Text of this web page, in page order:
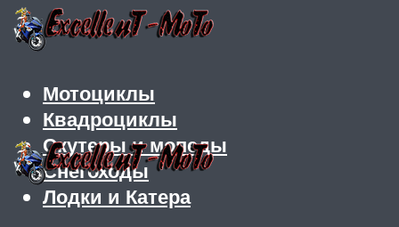
Мотоциклы
Квадроциклы
Скутеры и мопеды
Снегоходы
Лодки и Катера